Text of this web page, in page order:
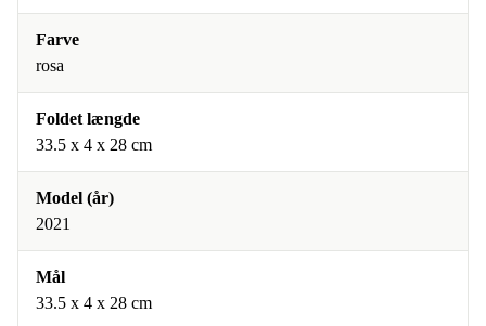
Farve
rosa
Foldet længde
33.5 x 4 x 28 cm
Model (år)
2021
Mål
33.5 x 4 x 28 cm